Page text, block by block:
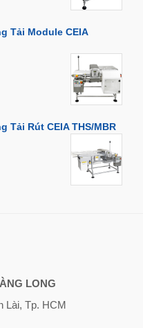
Tải Module CEIA
Tải Rút CEIA THS/MBR
LONG
Lài, Tp. HCM